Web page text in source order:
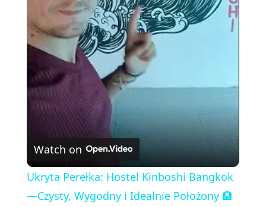
l
a
V
i
Watch on
Ukryta Perełka: Hostel Kinboshi Bangkok
—Czysty, Wygodny i Idealnie Położony 🏨